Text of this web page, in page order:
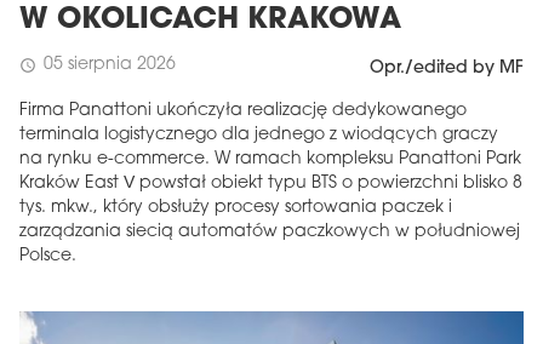
W OKOLICACH KRAKOWA
schedule 05 sierpnia 2026 Opr./edited by MF
Firma Panattoni ukończyła realizację dedykowanego
terminala logistycznego dla jednego z wiodących graczy
na rynku e-commerce. W ramach kompleksu Panattoni Park
Kraków East V powstał obiekt typu BTS o powierzchni blisko 8
tys. mkw., który obsłuży procesy sortowania paczek i
zarządzania siecią automatów paczkowych w południowej
Polsce.